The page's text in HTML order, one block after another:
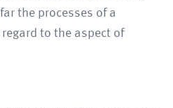
the processes of a
to the aspect of